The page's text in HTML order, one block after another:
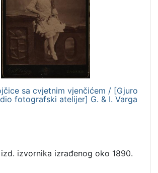
sa cvjetnim vjenčićem / [Gjuro
fotografski atelijer] G. & I. Varga
izvornika izrađenog oko 1890.